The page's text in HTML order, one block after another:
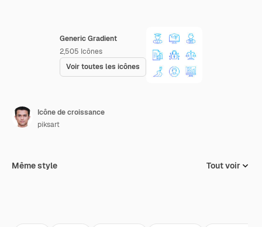
Generic Gradient
2,505 Icônes
Voir toutes les icônes
Icône de croissance
piksart
Même style Tout voir